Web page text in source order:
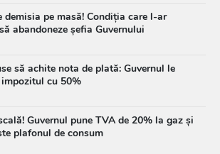
demisia pe masă! Condiția care l-ar
abandoneze șefia Guvernului
să achite nota de plată: Guvernul le
cu 50%
Guvernul pune TVA de 20% la gaz și
plafonul de consum